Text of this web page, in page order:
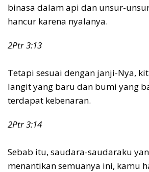
binasa dalam api dan unsur-
hancur karena nyalanya.
2Ptr 3:13
Tetapi sesuai dengan janji-Nya,
langit yang baru dan bumi yang
terdapat kebenaran.
2Ptr 3:14
Sebab itu, saudara-saudaraku
menantikan semuanya ini, kamu